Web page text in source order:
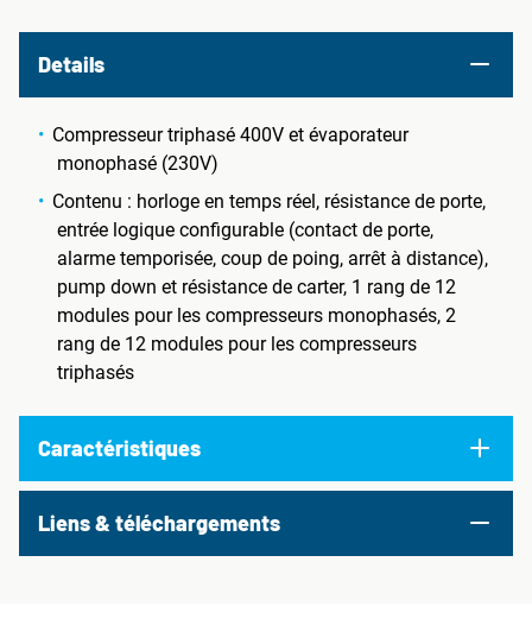
Details
Compresseur triphasé 400V et évaporateur
monophasé (230V)
Contenu : horloge en temps réel, résistance de porte,
entrée logique configurable (contact de porte,
alarme temporisée, coup de poing, arrêt à distance),
pump down et résistance de carter, 1 rang de 12
modules pour les compresseurs monophasés, 2
rang de 12 modules pour les compresseurs
triphasés
Caractéristiques
Liens & téléchargements